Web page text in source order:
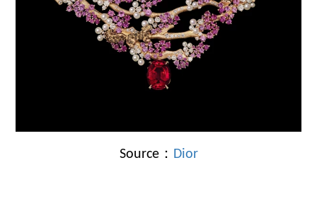
Source： Dior